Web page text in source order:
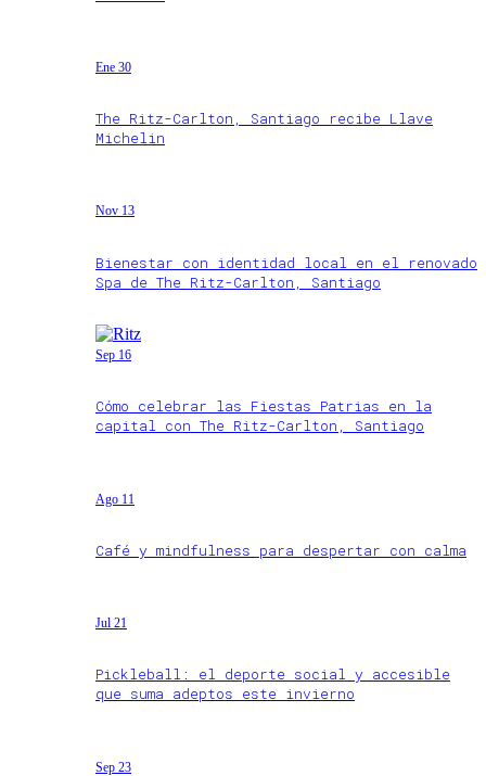
Ene 30
The Ritz-Carlton, Santiago recibe Llave
Michelin
Nov 13
Bienestar con identidad local en el renovado
Spa de The Ritz-Carlton, Santiago
Sep 16
Cómo celebrar las Fiestas Patrias en la
capital con The Ritz-Carlton, Santiago
Ago 11
Café y mindfulness para despertar con calma
Jul 21
Pickleball: el deporte social y accesible
que suma adeptos este invierno
Sep 23